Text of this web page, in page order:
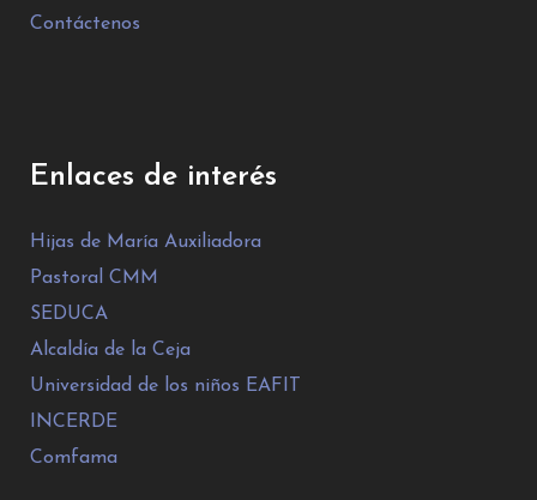
Contáctenos
Enlaces de interés
Hijas de María Auxiliadora
Pastoral CMM
SEDUCA
Alcaldía de la Ceja
Universidad de los niños EAFIT
INCERDE
Comfama